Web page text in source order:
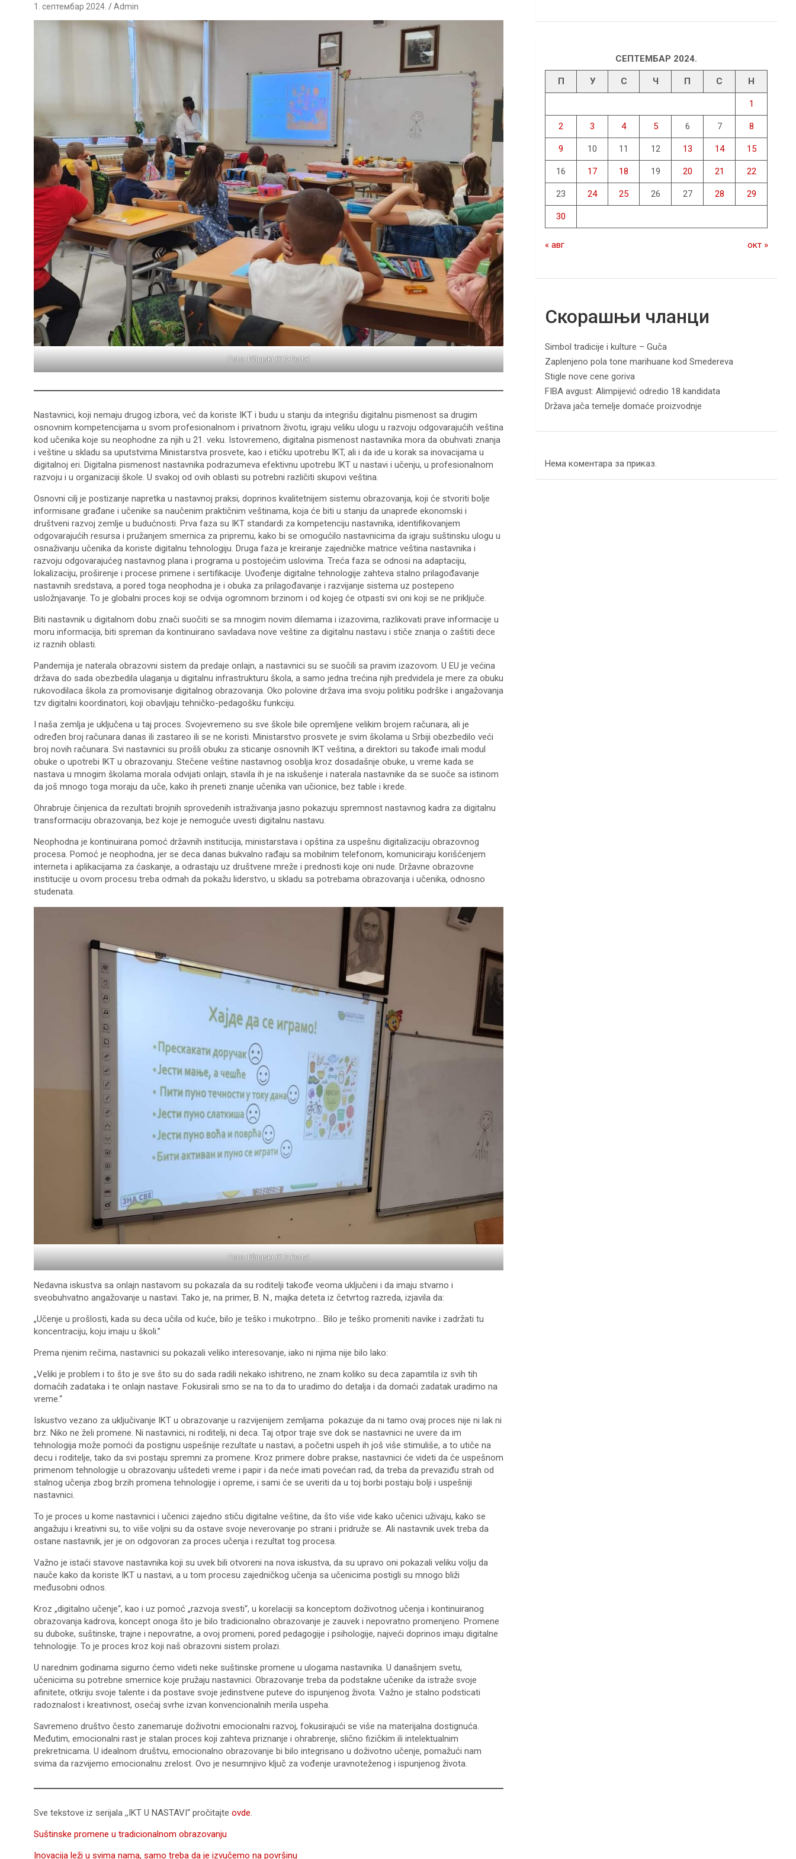
1. септембар 2024. Admin
Foto: Pčinjski 017-Portal
Nastavnici, koji nemaju drugog izbora, već da koriste IKT i budu u stanju da integrišu digitalnu pismenost sa drugim
osnovnim kompetencijama u svom profesionalnom i privatnom životu, igraju veliku ulogu u razvoju odgovarajućih veština
kod učenika koje su neophodne za njih u 21. veku. Istovremeno, digitalna pismenost nastavnika mora da obuhvati znanja
i veštine u skladu sa uputstvima Ministarstva prosvete, kao i etičku upotrebu IKT, ali i da ide u korak sa inovacijama u
digitalnoj eri. Digitalna pismenost nastavnika podrazumeva efektivnu upotrebu IKT u nastavi i učenju, u profesionalnom
razvoju i u organizaciji škole. U svakoj od ovih oblasti su potrebni različiti skupovi veština.
Osnovni cilj je postizanje napretka u nastavnoj praksi, doprinos kvalitetnijem sistemu obrazovanja, koji će stvoriti bolje
informisane građane i učenike sa naučenim praktičnim veštinama, koja će biti u stanju da unaprede ekonomski i
društveni razvoj zemlje u budućnosti. Prva faza su IKT standardi za kompetenciju nastavnika, identifikovanjem
odgovarajućih resursa i pružanjem smernica za pripremu, kako bi se omogućilo nastavnicima da igraju suštinsku ulogu u
osnaživanju učenika da koriste digitalnu tehnologiju. Druga faza je kreiranje zajedničke matrice veština nastavnika i
razvoju odgovarajućeg nastavnog plana i programa u postojećim uslovima. Treća faza se odnosi na adaptaciju,
lokalizaciju, proširenje i procese primene i sertifikacije. Uvođenje digitalne tehnologije zahteva stalno prilagođavanje
nastavnih sredstava, a pored toga neophodna je i obuka za prilagođavanje i razvijanje sistema uz postepeno
usložnjavanje. To je globalni proces koji se odvija ogromnom brzinom i od kojeg će otpasti svi oni koji se ne priključe.
Biti nastavnik u digitalnom dobu znači suočiti se sa mnogim novim dilemama i izazovima, razlikovati prave informacije u
moru informacija, biti spreman da kontinuirano savladava nove veštine za digitalnu nastavu i stiče znanja o zaštiti dece
iz raznih oblasti.
Pandemija je naterala obrazovni sistem da predaje onlajn, a nastavnici su se suočili sa pravim izazovom. U EU je većina
država do sada obezbedila ulaganja u digitalnu infrastrukturu škola, a samo jedna trećina njih predvidela je mere za obuku
rukovodilaca škola za promovisanje digitalnog obrazovanja. Oko polovine država ima svoju politiku podrške i angažovanja
tzv digitalni koordinatori, koji obavljaju tehničko-pedagošku funkciju.
I naša zemlja je uključena u taj proces. Svojevremeno su sve škole bile opremljene velikim brojem računara, ali je
određen broj računara danas ili zastareo ili se ne koristi. Ministarstvo prosvete je svim školama u Srbiji obezbedilo veći
broj novih računara. Svi nastavnici su prošli obuku za sticanje osnovnih IKT veština, a direktori su takođe imali modul
obuke o upotrebi IKT u obrazovanju. Stečene veštine nastavnog osoblja kroz dosadašnje obuke, u vreme kada se
nastava u mnogim školama morala odvijati onlajn, stavila ih je na iskušenje i naterala nastavnike da se suoče sa istinom
da još mnogo toga moraju da uče, kako ih preneti znanje učenika van učionice, bez table i krede.
Ohrabruje činjenica da rezultati brojnih sprovedenih istraživanja jasno pokazuju spremnost nastavnog kadra za digitalnu
transformaciju obrazovanja, bez koje je nemoguće uvesti digitalnu nastavu.
Neophodna je kontinuirana pomoć državnih institucija, ministarstava i opština za uspešnu digitalizaciju obrazovnog
procesa. Pomoć je neophodna, jer se deca danas bukvalno rađaju sa mobilnim telefonom, komuniciraju korišćenjem
interneta i aplikacijama za ćaskanje, a odrastaju uz društvene mreže i prednosti koje oni nude. Državne obrazovne
institucije u ovom procesu treba odmah da pokažu liderstvo, u skladu sa potrebama obrazovanja i učenika, odnosno
studenata.
Foto: Pčinjski 017-Portal
Nedavna iskustva sa onlajn nastavom su pokazala da su roditelji takođe veoma uključeni i da imaju stvarno i
sveobuhvatno angažovanje u nastavi. Tako je, na primer, B. N., majka deteta iz četvrtog razreda, izjavila da:
„Učenje u prošlosti, kada su deca učila od kuće, bilo je teško i mukotrpno… Bilo je teško promeniti navike i zadržati tu
koncentraciju, koju imaju u školi.”
Prema njenim rečima, nastavnici su pokazali veliko interesovanje, iako ni njima nije bilo lako:
„Veliki je problem i to što je sve što su do sada radili nekako ishitreno, ne znam koliko su deca zapamtila iz svih tih
domaćih zadataka i te onlajn nastave. Fokusirali smo se na to da to uradimo do detalja i da domaći zadatak uradimo na
vreme.“
Iskustvo vezano za uključivanje IKT u obrazovanje u razvijenijem zemljama pokazuje da ni tamo ovaj proces nije ni lak ni
brz. Niko ne želi promene. Ni nastavnici, ni roditelji, ni deca. Taj otpor traje sve dok se nastavnici ne uvere da im
tehnologija može pomoći da postignu uspešnije rezultate u nastavi, a početni uspeh ih još više stimuliše, a to utiče na
decu i roditelje, tako da svi postaju spremni za promene. Kroz primere dobre prakse, nastavnici će videti da će uspešnom
primenom tehnologije u obrazovanju uštedeti vreme i papir i da neće imati povećan rad, da treba da prevaziđu strah od
stalnog učenja zbog brzih promena tehnologije i opreme, i sami će se uveriti da u toj borbi postaju bolji i uspešniji
nastavnici.
To je proces u kome nastavnici i učenici zajedno stiču digitalne veštine, da što više vide kako učenici uživaju, kako se
angažuju i kreativni su, to više voljni su da ostave svoje neverovanje po strani i pridruže se. Ali nastavnik uvek treba da
ostane nastavnik, jer je on odgovoran za proces učenja i rezultat tog procesa.
Važno je istaći stavove nastavnika koji su uvek bili otvoreni na nova iskustva, da su upravo oni pokazali veliku volju da
nauče kako da koriste IKT u nastavi, a u tom procesu zajedničkog učenja sa učenicima postigli su mnogo bliži
međusobni odnos.
Kroz „digitalno učenje“, kao i uz pomoć „razvoja svesti“, u korelaciji sa konceptom doživotnog učenja i kontinuiranog
obrazovanja kadrova, koncept onoga što je bilo tradicionalno obrazovanje je zauvek i nepovratno promenjeno. Promene
su duboke, suštinske, trajne i nepovratne, a ovoj promeni, pored pedagogije i psihologije, najveći doprinos imaju digitalne
tehnologije. To je proces kroz koji naš obrazovni sistem prolazi.
U narednim godinama sigurno ćemo videti neke suštinske promene u ulogama nastavnika. U današnjem svetu,
učenicima su potrebne smernice koje pružaju nastavnici. Obrazovanje treba da podstakne učenike da istraže svoje
аfinitete, otkriju svoje talente i da postave svoje jedinstvene puteve do ispunjenog života. Važno je stalno podsticati
radoznalost i kreativnost, osećaj svrhe izvan konvencionalnih merila uspeha.
Savremeno društvo često zanemaruje doživotni emocionalni razvoj, fokusirajući se više na materijalna dostignuća.
Međutim, emocionalni rast je stalan proces koji zahteva priznanje i ohrabrenje, slično fizičkim ili intelektualnim
prekretnicama. U idealnom društvu, emocionalno obrazovanje bi bilo integrisano u doživotno učenje, pomažući nam
svima da razvijemo emocionalnu zrelost. Ovo je nesumnjivo ključ za vođenje uravnoteženog i ispunjenog života.
Sve tekstove iz serijala ,,IKT U NASTAVI“ pročitajte ovde.
Suštinske promene u tradicionalnom obrazovanju
Inovacija leži u svima nama, samo treba da je izvučemo na površinu
СЕПТЕМБАР 2024.
П У С Ч П С Н
1
2 3 4 5 6 7 8
9 10 11 12 13 14 15
16 17 18 19 20 21 22
23 24 25 26 27 28 29
30
« авг окт »
Скорашњи чланци
Simbol tradicije i kulture – Guča
Zaplenjeno pola tone marihuane kod Smedereva
Stigle nove cene goriva
FIBA avgust: Alimpijević odredio 18 kandidata
Država jača temelje domaće proizvodnje
Нема коментара за приказ.